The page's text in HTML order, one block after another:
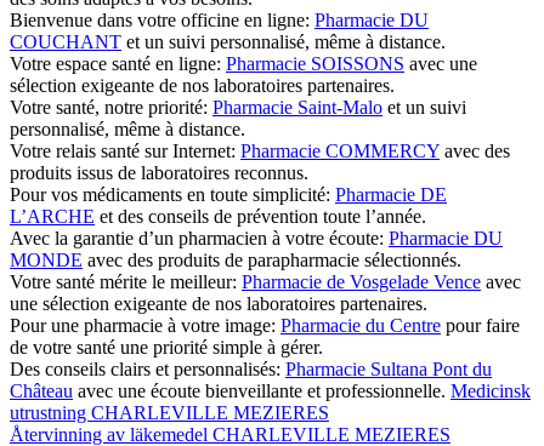
Bienvenue dans votre officine en ligne: Pharmacie DU
COUCHANT et un suivi personnalisé, même à distance.
Votre espace santé en ligne: Pharmacie SOISSONS avec une
sélection exigeante de nos laboratoires partenaires.
Votre santé, notre priorité: Pharmacie Saint-Malo et un suivi
personnalisé, même à distance.
Votre relais santé sur Internet: Pharmacie COMMERCY avec des
produits issus de laboratoires reconnus.
Pour vos médicaments en toute simplicité: Pharmacie DE
L’ARCHE et des conseils de prévention toute l’année.
Avec la garantie d’un pharmacien à votre écoute: Pharmacie DU
MONDE avec des produits de parapharmacie sélectionnés.
Votre santé mérite le meilleur: Pharmacie de Vosgelade Vence avec
une sélection exigeante de nos laboratoires partenaires.
Pour une pharmacie à votre image: Pharmacie du Centre pour faire
de votre santé une priorité simple à gérer.
Des conseils clairs et personnalisés: Pharmacie Sultana Pont du
Château avec une écoute bienveillante et professionnelle. Medicinsk
utrustning CHARLEVILLE MEZIERES
Återvinning av läkemedel CHARLEVILLE MEZIERES